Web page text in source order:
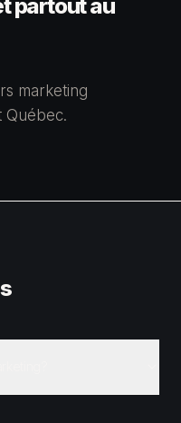
partout au
marketing
Québec.